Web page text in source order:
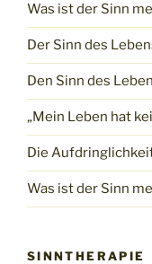
Was ist der Sinn
Der Sinn des
Den Sinn des
„Mein Leben hat
Die
Was ist der Sinn
SINNTHERAPIE